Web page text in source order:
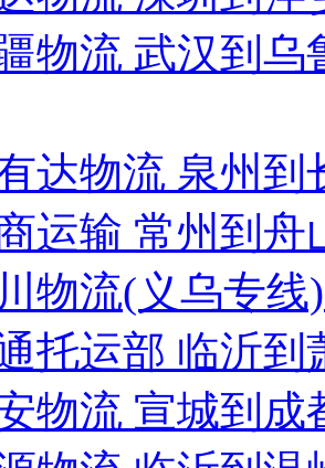
物流 武汉到
达物流 泉州
运输 常州到舟
物流(义乌专
托运部 临沂
物流 宣城到